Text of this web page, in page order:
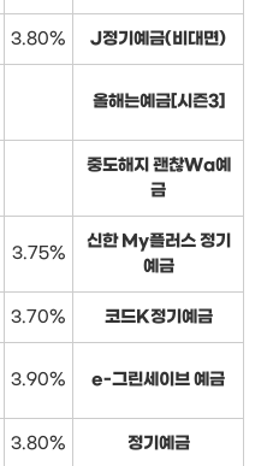
3.80% J정기예금(비대면)
올해는예금[시즌3]
중도해지 괜찮Wa예
금
3.75%
신한 My플러스 정기
예금
3.70% 코드K정기예금
3.90% e-그린세이브 예금
3.80% 정기예금